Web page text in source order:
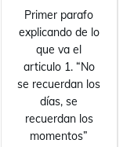
Primer parafo
explicando de lo
que va el
articulo 1. “No
se recuerdan los
días, se
recuerdan los
momentos”